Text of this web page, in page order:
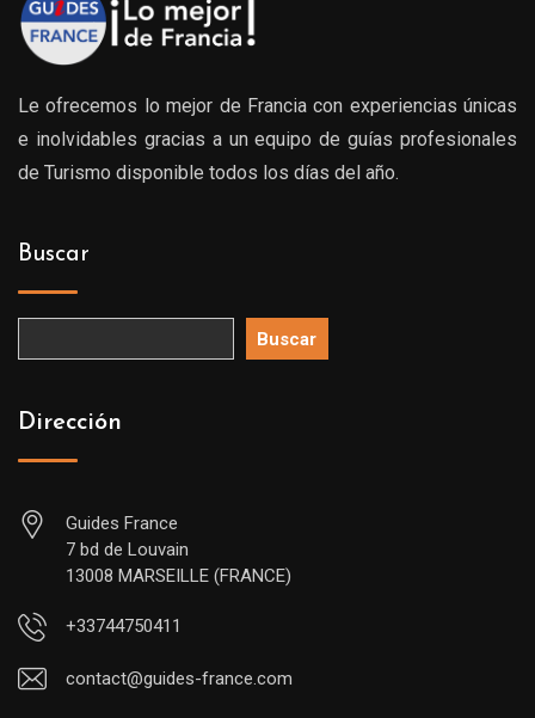
Le ofrecemos lo mejor de Francia con experiencias únicas
e inolvidables gracias a un equipo de guías profesionales
de Turismo disponible todos los días del año.
Buscar
Buscar
Dirección
Guides France
7 bd de Louvain
13008 MARSEILLE (FRANCE)
+33744750411
contact@guides-france.com